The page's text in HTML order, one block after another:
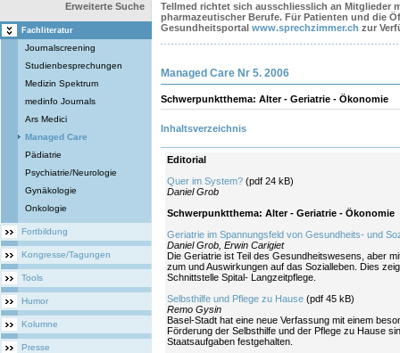
Erweiterte Suche
Fachliteratur
Journalscreening
Studienbesprechungen
Medizin Spektrum
medinfo Journals
Ars Medici
Managed Care
Pädiatrie
Psychiatrie/Neurologie
Gynäkologie
Onkologie
Fortbildung
Kongresse/Tagungen
Tools
Humor
Kolumne
Presse
Tellmed richtet sich ausschliesslich an Mitglieder
pharmazeutischer Berufe. Für Patienten und die
Gesundheitsportal www.sprechzimmer.ch zur
Managed Care Nr 5. 2006
Schwerpunktthema: Alter - Geriatrie - Ökonomie
Inhaltsverzeichnis
Editorial
Quer im System? (pdf 24 kB)
Daniel Grob
Schwerpunktthema: Alter - Geriatrie - Ökonomie
Geriatrie im Spannungsfeld von Gesundheits- und
Daniel Grob, Erwin Carigiet
Die Geriatrie ist Teil des Gesundheitswesens, aber
zum und Auswirkungen auf das Sozialleben. Dies
Schnittstelle Spital- Langzeitpflege.
Selbsthilfe und Pflege zu Hause (pdf 45 kB)
Remo Gysin
Basel-Stadt hat eine neue Verfassung mit einem
Förderung der Selbsthilfe und der Pflege zu Hause
Staatsaufgaben festgehalten.